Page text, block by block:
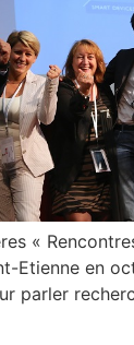
«
Etienne en
parler